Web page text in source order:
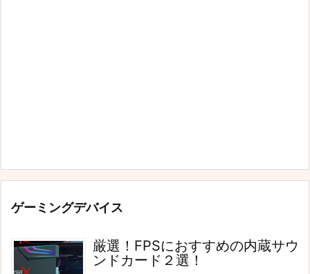
ゲーミングデバイス
厳選！FPSにおすすめの内蔵サウ
ンドカード２選！